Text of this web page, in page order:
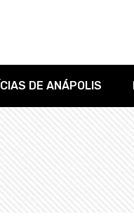
DE ANÁPOLIS